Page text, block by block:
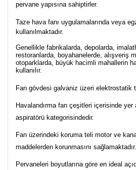
pervane yapısına sahiptirler.
Taze hava fanı uygulamalarında veya
kullanılmaktadır.
Genellikle fabrikalarda, depolarda,
restoranlarda, boyahanelerde, alışveriş
otoparklarda, büyük hacimli mahallerin
kullanılır.
Fan gövdesi galvaniz üzeri elektrostatik
Havalandırma fan çeşitleri içerisinde
aspiratörü kategorisindedir.
Fan üzerindeki koruma teli motor ve
maddelerden korunmasını sağlamaktadır.
Pervaneleri boyutlarına göre en ideal